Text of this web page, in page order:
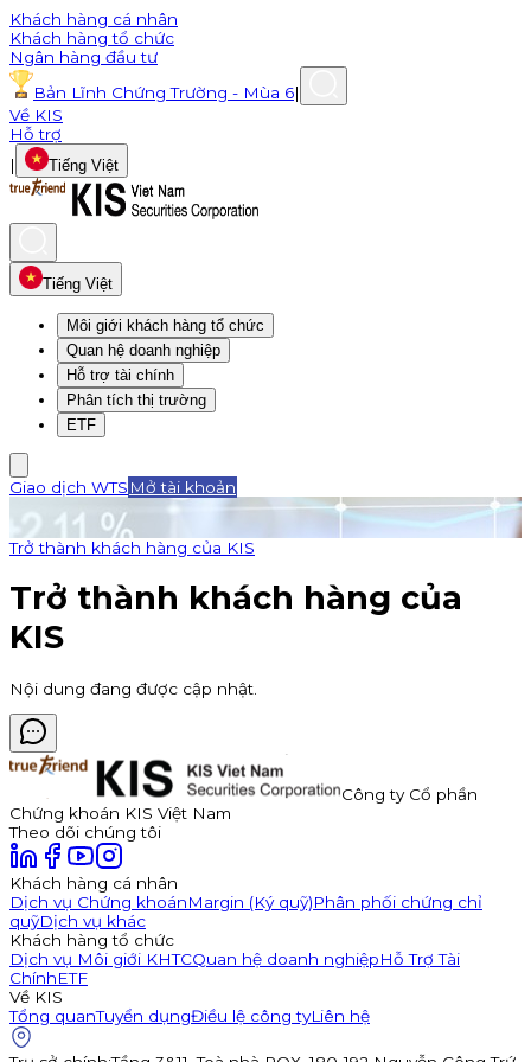
Khách hàng cá nhân
Khách hàng tổ chức
Ngân hàng đầu tư
Bản Lĩnh Chứng Trường - Mùa 6|
Về KIS
Hỗ trợ
|
Tiếng Việt
Tiếng Việt
Môi giới khách hàng tổ chức
Quan hệ doanh nghiệp
Hỗ trợ tài chính
Phân tích thị trường
ETF
Giao dịch WTS Mở tài khoản
Trở thành khách hàng của KIS
Trở thành khách hàng của
KIS
Nội dung đang được cập nhật.
Công ty Cổ phần
Chứng khoán KIS Việt Nam
Theo dõi chúng tôi
Khách hàng cá nhân
Dịch vụ Chứng khoánMargin (Ký quỹ)Phân phối chứng chỉ
quỹDịch vụ khác
Khách hàng tổ chức
Dịch vụ Môi giới KHTCQuan hệ doanh nghiệpHỗ Trợ Tài
ChínhETF
Về KIS
Tổng quanTuyển dụngĐiều lệ công tyLiên hệ